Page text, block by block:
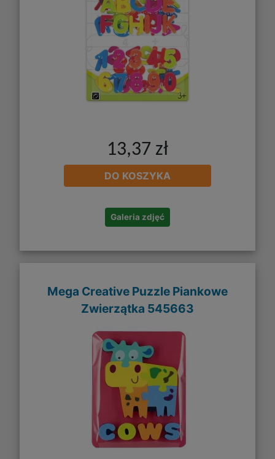
13,37 zł
DO KOSZYKA
Galeria zdjęć
Mega Creative Puzzle Piankowe
Zwierzątka 545663